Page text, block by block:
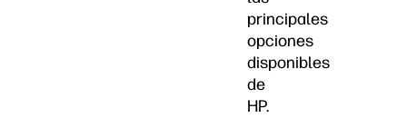
principales
opciones
disponibles
de
HP.